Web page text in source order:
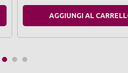
AGGIUNGI AL